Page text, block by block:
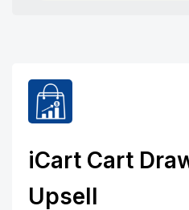
iCart Cart
Upsell